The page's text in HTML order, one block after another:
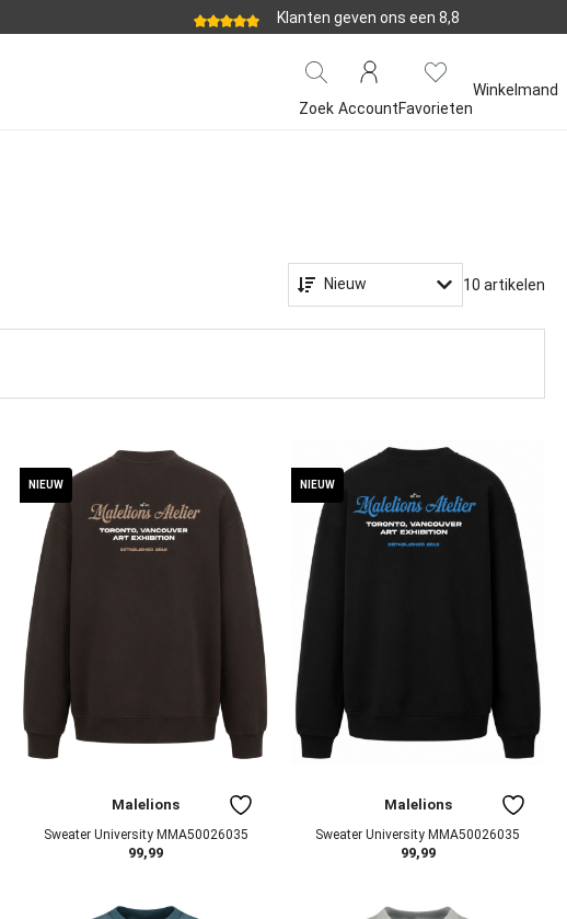
Klanten geven ons een 8,8
Zoek AccountFavorieten
Winkelmand
Nieuw 10 artikelen
NIEUW
Malelions
Sweater University MMA50026035
99,99
NIEUW
Malelions
Sweater University MMA50026035
99,99